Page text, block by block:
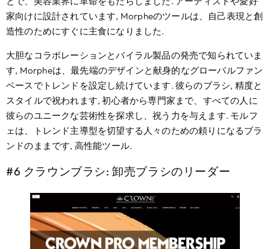
家向けに設計されています, Morpheのツールは、自己表現と創
造性のためにすぐに主食になりました.
大胆なコラボレーションとバイラル製品の発売で知られていま
す, Morpheは、最先端のデザインと献身的なグローバルファン
ベースでトレンドを設定し続けています. 彼らのブラシ, 精度と
スタイルで祝われます, 初心者から専門家まで、すべての人に
彼らのユニークな芸術性を探求し、祝う力を与えます. モルフ
ェは、トレンド主導型を切望する人々のための頼りになるブラ
ンドのままです, 高性能ツール.
#6 クラウンブラシ: 卸売ブラシのリーダー